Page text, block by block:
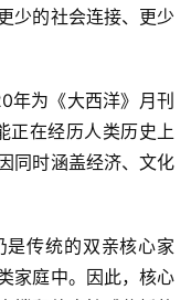
少的社会连接、更少
年为《大西洋》月刊
正在经历人类历史上
同时涵盖经济、文化
传统的双亲核心家
家庭中。因此，核心